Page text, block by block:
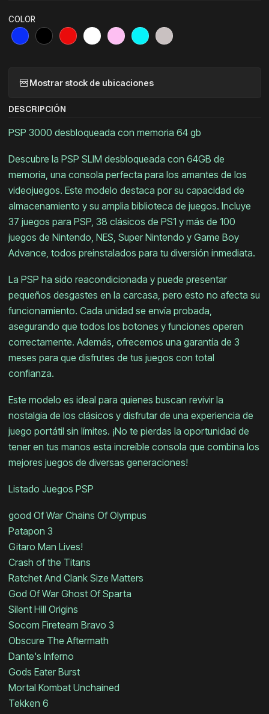
COLOR
Mostrar stock de ubicaciones
DESCRIPCIÓN
PSP 3000 desbloqueada con memoria 64 gb
Descubre la PSP SLIM desbloqueada con 64GB de
memoria, una consola perfecta para los amantes de los
videojuegos. Este modelo destaca por su capacidad de
almacenamiento y su amplia biblioteca de juegos. Incluye
37 juegos para PSP, 38 clásicos de PS1 y más de 100
juegos de Nintendo, NES, Super Nintendo y Game Boy
Advance, todos preinstalados para tu diversión inmediata.
La PSP ha sido reacondicionada y puede presentar
pequeños desgastes en la carcasa, pero esto no afecta su
funcionamiento. Cada unidad se envía probada,
asegurando que todos los botones y funciones operen
correctamente. Además, ofrecemos una garantía de 3
meses para que disfrutes de tus juegos con total
confianza.
Este modelo es ideal para quienes buscan revivir la
nostalgia de los clásicos y disfrutar de una experiencia de
juego portátil sin límites. ¡No te pierdas la oportunidad de
tener en tus manos esta increíble consola que combina los
mejores juegos de diversas generaciones!
Listado Juegos PSP
good Of War Chains Of Olympus
Patapon 3
Gitaro Man Lives!
Crash of the Titans
Ratchet And Clank Size Matters
God Of War Ghost Of Sparta
Silent Hill Origins
Socom Fireteam Bravo 3
Obscure The Aftermath
Dante's Inferno
Gods Eater Burst
Mortal Kombat Unchained
Tekken 6